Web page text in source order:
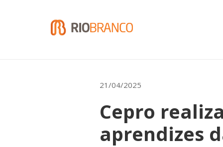
21/04/2025
Cepro
aprendizes